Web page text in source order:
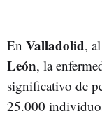
En Valladolid,
León, la
significativo de
25.000